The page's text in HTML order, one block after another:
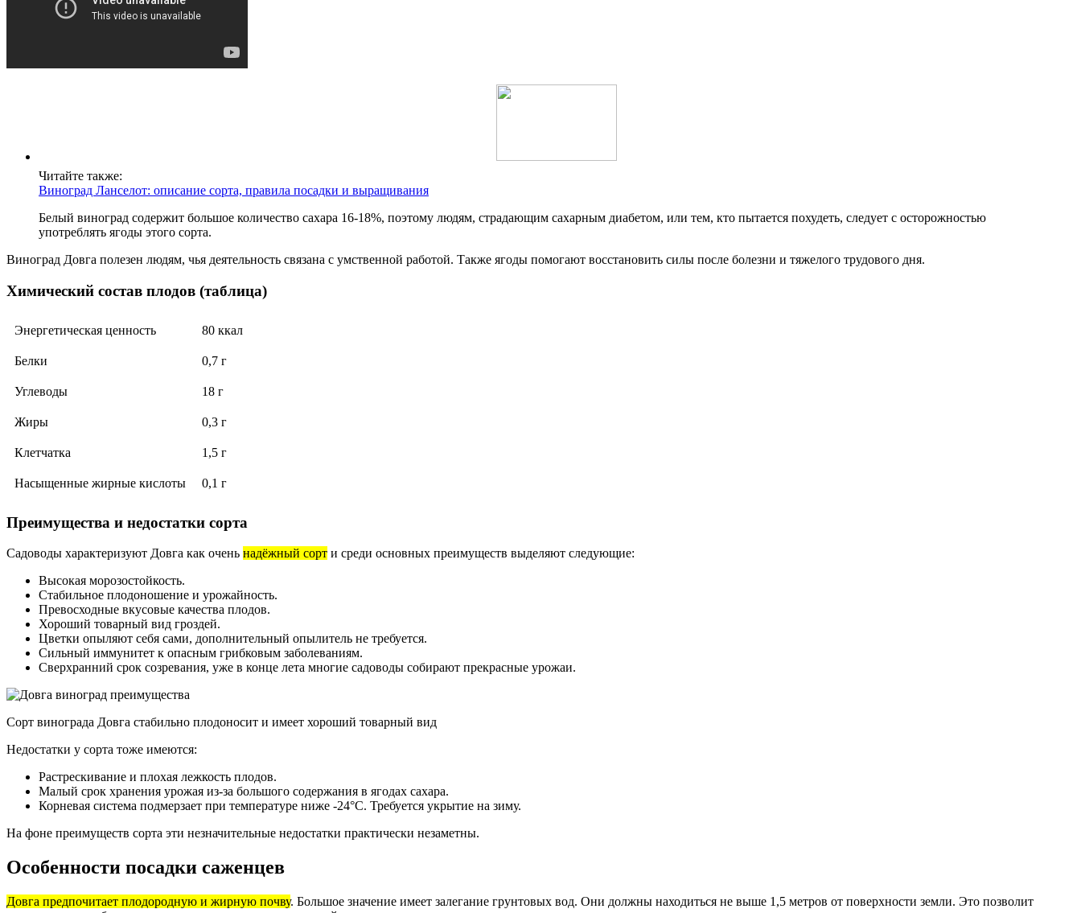
Читайте также:
Виноград Ланселот: описание сорта, правила посадки и выращивания
Белый виноград содержит большое количество сахара 16-18%, поэтому людям, страдающим сахарным диабетом, или тем, кто пытается похудеть, следует с осторожностью
употреблять ягоды этого сорта.
Виноград Довга полезен людям, чья деятельность связана с умственной работой. Также ягоды помогают восстановить силы после болезни и тяжелого трудового дня.
Химический состав плодов (таблица)
Энергетическая ценность 80 ккал
Белки 0,7 г
Углеводы 18 г
Жиры 0,3 г
Клетчатка 1,5 г
Насыщенные жирные кислоты 0,1 г
Преимущества и недостатки сорта
Садоводы характеризуют Довга как очень надёжный сорт и среди основных преимуществ выделяют следующие:
Высокая морозостойкость.
Стабильное плодоношение и урожайность.
Превосходные вкусовые качества плодов.
Хороший товарный вид гроздей.
Цветки опыляют себя сами, дополнительный опылитель не требуется.
Сильный иммунитет к опасным грибковым заболеваниям.
Сверхранний срок созревания, уже в конце лета многие садоводы собирают прекрасные урожаи.
Сорт винограда Довга стабильно плодоносит и имеет хороший товарный вид
Недостатки у сорта тоже имеются:
Растрескивание и плохая лежкость плодов.
Малый срок хранения урожая из-за большого содержания в ягодах сахара.
Корневая система подмерзает при температуре ниже -24°С. Требуется укрытие на зиму.
На фоне преимуществ сорта эти незначительные недостатки практически незаметны.
Особенности посадки саженцев
Довга предпочитает плодородную и жирную почву. Большое значение имеет залегание грунтовых вод. Они должны находиться не выше 1,5 метров от поверхности земли. Это позволит